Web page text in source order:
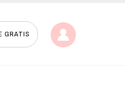
GRATIS